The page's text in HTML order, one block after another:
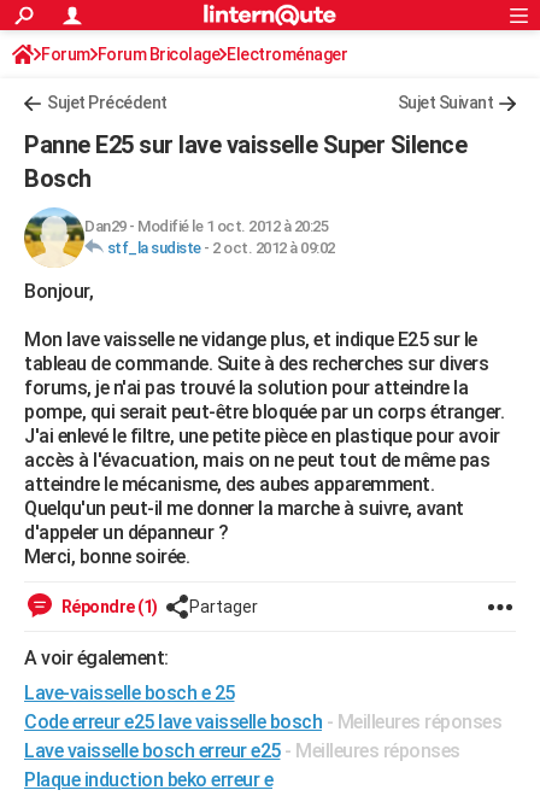
ACTUALITÉS
Politique
Société
Faits Divers
Education
Monde
Villes
+
Programme TV
TNTStreaming
Cinéma
Sorties cinéma
Musique
+FINANCE
Retraite
Impôts
Epargne
Immobilier
Risques naturels par ville
Banque
Assurance
Crédit
AUTO
Essais
Réserver un essai
Citadines
Berlines
SUV
Forum auto
HIGH-TECH
Forum
Aménagement intérieur
Extérieur
Cuisine
Salle de bains
Jardinage
Rangement
WEEK-END
Guides de France
Escapades
Patrimoine
Expositions
Musées
Week-end nature
LIFESTYLE
Art de vivre
Bien-être
Loisirs
Mode
Modes de vie
SANTE
Alimentation
Guide de la santé
Maladies
Médicaments
Sommeil
VOYAGE
Destinations
City break
Voyage nature
Voyage de noces
Forum
Climat
+PHOTO
GUIDES D'ACHAT
BONS PLANS
CARTE DE VOEUX
Carte de Noël
Carte Bonne année
Carte Saint-Valentin
Carte Pâques
Carte d'anniversaire
DICTIONNAIRE
S'inscrire
Connexion
Forum Forum Bricolage Electroménager
Sujet Précédent Sujet Suivant
Panne E25 sur lave vaisselle Super Silence
Bosch
Dan29- Modifié le 1 oct. 2012 à 20:25
stf_la sudiste- 2 oct. 2012 à 09:02
Bonjour,
Mon lave vaisselle ne vidange plus, et indique E25 sur le
tableau de commande. Suite à des recherches sur divers
forums, je n'ai pas trouvé la solution pour atteindre la
pompe, qui serait peut-être bloquée par un corps étranger.
J'ai enlevé le filtre, une petite pièce en plastique pour avoir
accès à l'évacuation, mais on ne peut tout de même pas
atteindre le mécanisme, des aubes apparemment.
Quelqu'un peut-il me donner la marche à suivre, avant
d'appeler un dépanneur ?
Merci, bonne soirée.
Répondre (1) Partager
A voir également:
Lave-vaisselle bosch e 25
Code erreur e25 lave vaisselle bosch - Meilleures réponses
Lave vaisselle bosch erreur e25 - Meilleures réponses
Plaque induction beko erreur e